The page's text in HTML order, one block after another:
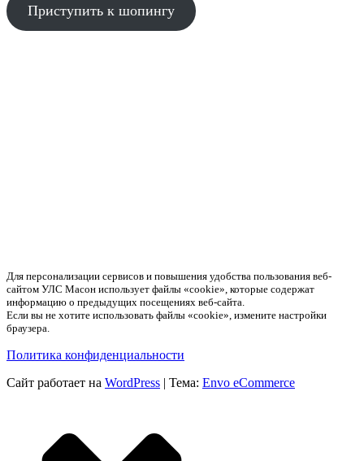
Приступить к шопингу
Для персонализации сервисов и повышения удобства пользования веб-
сайтом УЛС Масон использует файлы «cookie», которые содержат
информацию о предыдущих посещениях веб-сайта.
Если вы не хотите использовать файлы «cookie», измените настройки
браузера.
Политика конфиденциальности
Сайт работает на WordPress | Тема: Envo eCommerce